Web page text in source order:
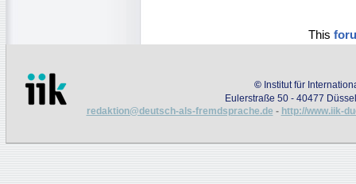
This
© Institut für
Eulerstraße 50 - 40477
redaktion@deutsch-als-fremdsprache.de - http://www.iik-